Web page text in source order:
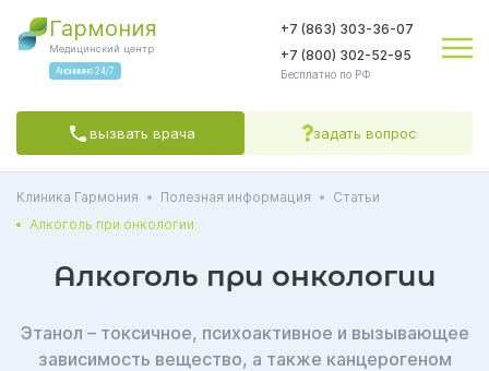
Гармония
Медицинский центр
Анонимно 24/7
+7 (863) 303-36-07
+7 (800) 302-52-95
Бесплатно по РФ
вызвать врача задать вопрос
Яндекс.Метрика
Политикой обработки Политикой конфиденциальности
Клиника Гармония Полезная информация
Статьи
Алкоголь при онкологии
Алкоголь при онкологии
Этанол – токсичное, психоактивное и вызывающее
зависимость вещество, а также канцерогеном